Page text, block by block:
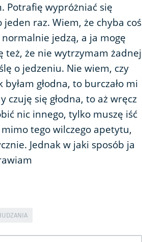
Potrafię wypróżniać się
raz. Wiem, że chyba coś
jedzą, a ja mogę
też, że nie wytrzymam żadnej
o jedzeniu. Nie wiem, czy
głodna, to burczało mi
czuję się głodna, to aż wręcz
nic innego, tylko muszę iść
tego wilczego apetytu,
Jednak w jaki sposób ja